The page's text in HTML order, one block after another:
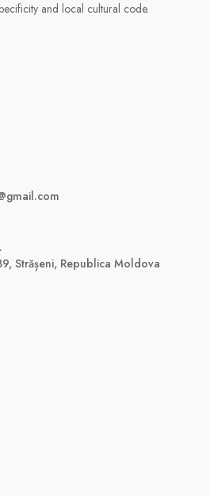
and local cultural code.
Strășeni, Republica Moldova